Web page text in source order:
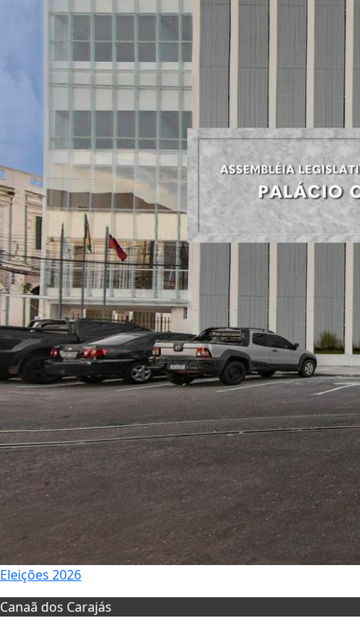
Eleições 2026
Canaã dos Carajás